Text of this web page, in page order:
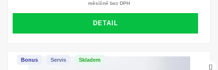
měsíčně bez DPH
DETAIL
Skladem
Servis
Bonus